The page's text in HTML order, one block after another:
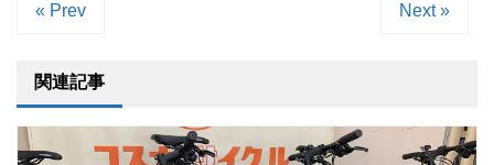
« Prev Next »
関連記事